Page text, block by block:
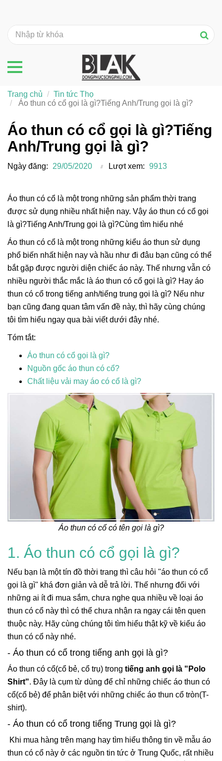
Áo thun có cổ gọi là gì?Tiếng
Anh/Trung gọi là gì?
Ngày đăng: 29/05/2020 Lượt xem: 9913
Áo thun có cổ là một trong những sản phẩm thời trang
được sử dụng nhiều nhất hiện nay. Vậy áo thun có cổ gọi
là gì?Tiếng Anh/Trung gọi là gì?Cùng tìm hiểu nhé
Áo thun có cổ là một trong những kiểu áo thun sử dụng
phổ biến nhất hiện nay và hầu như đi đâu bạn cũng có thể
bắt gặp được người diện chiếc áo này. Thế nhưng vẫn có
nhiều người thắc mắc là áo thun có cổ gọi là gì? Hay áo
thun có cổ trong tiếng anh/tiếng trung gọi là gì? Nếu như
bạn cũng đang quan tâm vấn đề này, thì hãy cùng chúng
tôi tìm hiểu ngay qua bài viết dưới đây nhé.
Tóm tắt:
Áo thun có cổ gọi là gì?
Nguồn gốc áo thun có cổ?
Chất liệu vải may áo có cổ là gì?
Áo thun có cổ có tên gọi là gì?
1. Áo thun có cổ gọi là gì?
Nếu bạn là một tín đồ thời trang thì câu hỏi "áo thun có cổ
gọi là gì" khá đơn giản và dễ trả lời. Thế nhưng đối với
những ai ít đi mua sắm, chưa nghe qua nhiều về loại áo
thun có cổ này thì có thể chưa nhận ra ngay cái tên quen
thuộc này. Hãy cùng chúng tôi tìm hiểu thật kỹ về kiểu áo
thun có cổ này nhé.
- Áo thun có cổ trong tiếng anh gọi là gì?
Áo thun có cổ(cổ bẻ, cổ trụ) trong tiếng anh gọi là "Polo
Shirt". Đây là cụm từ dùng để chỉ những chiếc áo thun có
cổ(cổ bẻ) để phân biệt với những chiếc áo thun cổ tròn(T-
shirt).
- Áo thun có cổ trong tiếng Trung gọi là gì?
Khi mua hàng trên mạng hay tìm hiểu thông tin về mẫu áo
thun có cổ này ở các nguồn tin tức ở Trung Quốc, rất nhiều
Trang chủ
Tin tức Thọ
Áo thun có cổ gọi là gì?Tiếng Anh/Trung gọi là gì?